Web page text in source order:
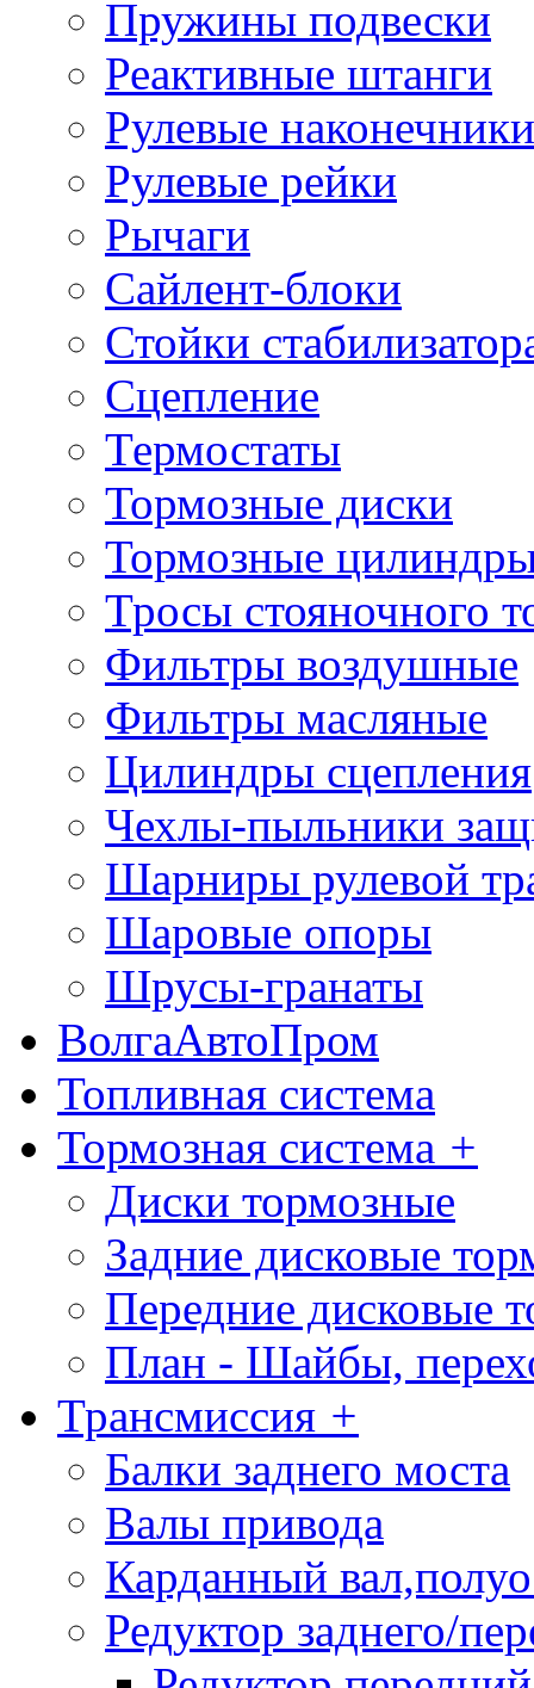
Пружины подвески
Реактивные штанги
Рулевые наконечники
Рулевые рейки
Рычаги
Сайлент-блоки
Стойки
Сцепление
Термостаты
Тормозные диски
Тормозные
Тросы стояночного
Фильтры воздушные
Фильтры масляные
Цилиндры сцепления
Чехлы-пыльники
Шарниры рулевой
Шаровые опоры
Шрусы-гранаты
ВолгаАвтоПром
Топливная система
Тормозная система +
Диски тормозные
Задние дисковые
Передние дисковые
План - Шайбы,
Трансмиссия +
Балки заднего моста
Валы привода
Карданный
Редуктор заднего/